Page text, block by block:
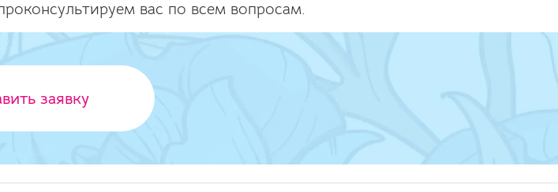
вас по всем вопросам.
заявку